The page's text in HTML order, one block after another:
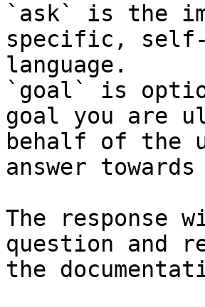
`ask` is the
specific, self-
language.
`goal` is
goal you are
behalf of the
answer
The response
question and
the